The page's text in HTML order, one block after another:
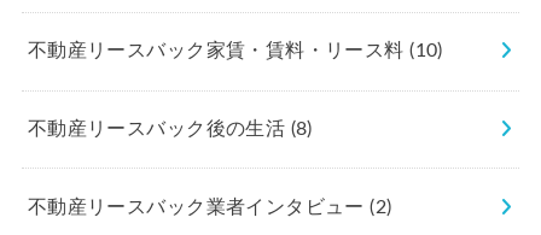
不動産リースバック家賃・賃料・リース料(10)
不動産リースバック後の生活 (8)
不動産リースバック業者インタビュー(2)